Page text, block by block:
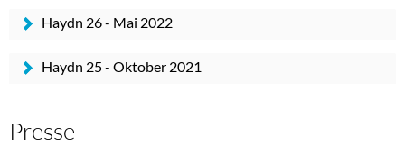
Haydn 26 - Mai 2022
Haydn 25 - Oktober 2021
Presse